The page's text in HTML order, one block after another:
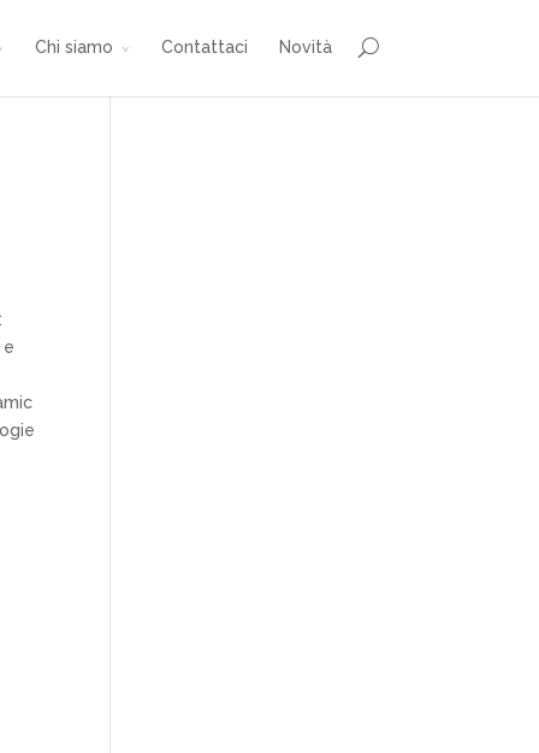
Chi siamo Contattaci Novità